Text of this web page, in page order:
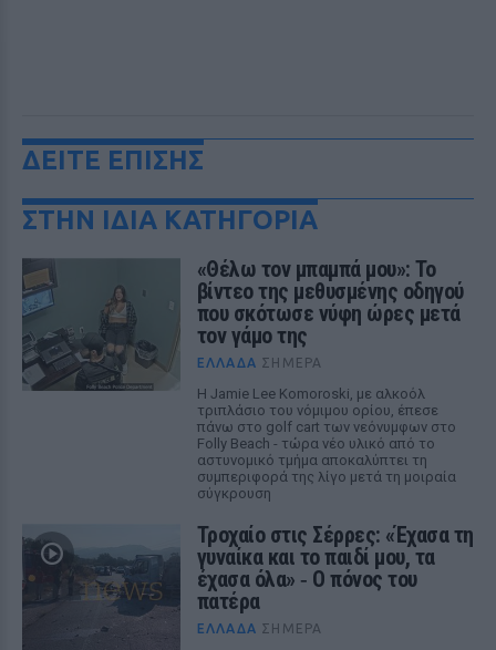
ΔΕΙΤΕ ΕΠΙΣΗΣ
ΣΤΗΝ ΙΔΙΑ ΚΑΤΗΓΟΡΙΑ
«Θέλω τον μπαμπά μου»: Το
βίντεο της μεθυσμένης οδηγού
που σκότωσε νύφη ώρες μετά
τον γάμο της
ΕΛΛΆΔΑ ΣΉΜΕΡΑ
Η Jamie Lee Komoroski, με αλκοόλ
τριπλάσιο του νόμιμου ορίου, έπεσε
πάνω στο golf cart των νεόνυμφων στο
Folly Beach - τώρα νέο υλικό από το
αστυνομικό τμήμα αποκαλύπτει τη
συμπεριφορά της λίγο μετά τη μοιραία
σύγκρουση
Τροχαίο στις Σέρρες: «Έχασα τη
γυναίκα και το παιδί μου, τα
έχασα όλα» ‑ Ο πόνος του
πατέρα
ΕΛΛΆΔΑ ΣΉΜΕΡΑ